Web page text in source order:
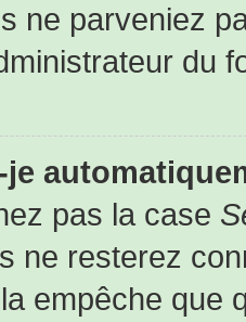
ne parveniez
du
pas la case
ne resterez
empêche que